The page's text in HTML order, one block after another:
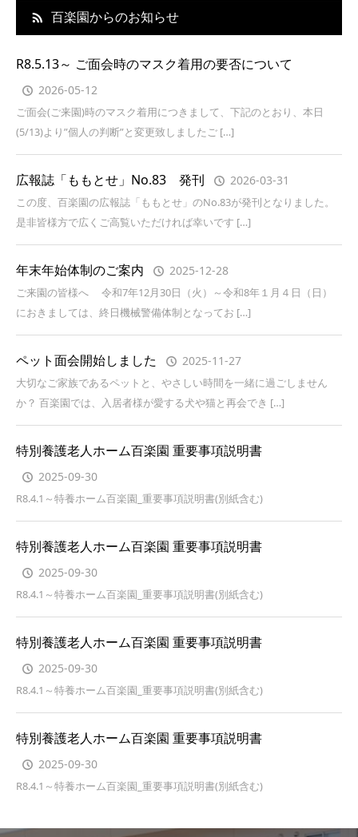
百楽園からのお知らせ
R8.5.13～ ご面会時のマスク着用の要否について
2026-05-12
ご面会(ご来園)時のマスク着用につきまして、下記のとおり、本日
(5/13)より”個人の判断”と変更致しましたご […]
広報誌「ももとせ」No.83 発刊 2026-03-31
この度、百楽園の広報誌「ももとせ」のNo.83が発刊となりました。
是非皆様方で広くご高覧いただければ幸いです […]
年末年始体制のご案内 2025-12-28
ご来園の皆様へ 令和7年12月30日（火）～令和8年１月４日（日）
におきましては、終日機械警備体制となってお […]
ペット面会開始しました 2025-11-27
大切なご家族であるペットと、やさしい時間を一緒に過ごしません
か？ 百楽園では、入居者様が愛する犬や猫と再会でき […]
特別養護老人ホーム百楽園 重要事項説明書
2025-09-30
R8.4.1～特養ホーム百楽園_重要事項説明書(別紙含む)
特別養護老人ホーム百楽園 重要事項説明書
2025-09-30
R8.4.1～特養ホーム百楽園_重要事項説明書(別紙含む)
特別養護老人ホーム百楽園 重要事項説明書
2025-09-30
R8.4.1～特養ホーム百楽園_重要事項説明書(別紙含む)
特別養護老人ホーム百楽園 重要事項説明書
2025-09-30
R8.4.1～特養ホーム百楽園_重要事項説明書(別紙含む)